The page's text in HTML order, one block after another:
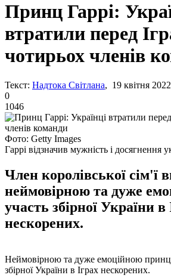
Принц Гаррі:
втратили перед
чотирьох членів
Текст: Надтока Світлана, 19 квітня
0
1046
Фото: Getty Images
Гаррі відзначив мужність і досягнення
Член королівської сім'ї
неймовірною та дуже
участь збірної України в
нескорених.
Неймовірною та дуже емоційною принц
збірної України в Іграх нескорених.